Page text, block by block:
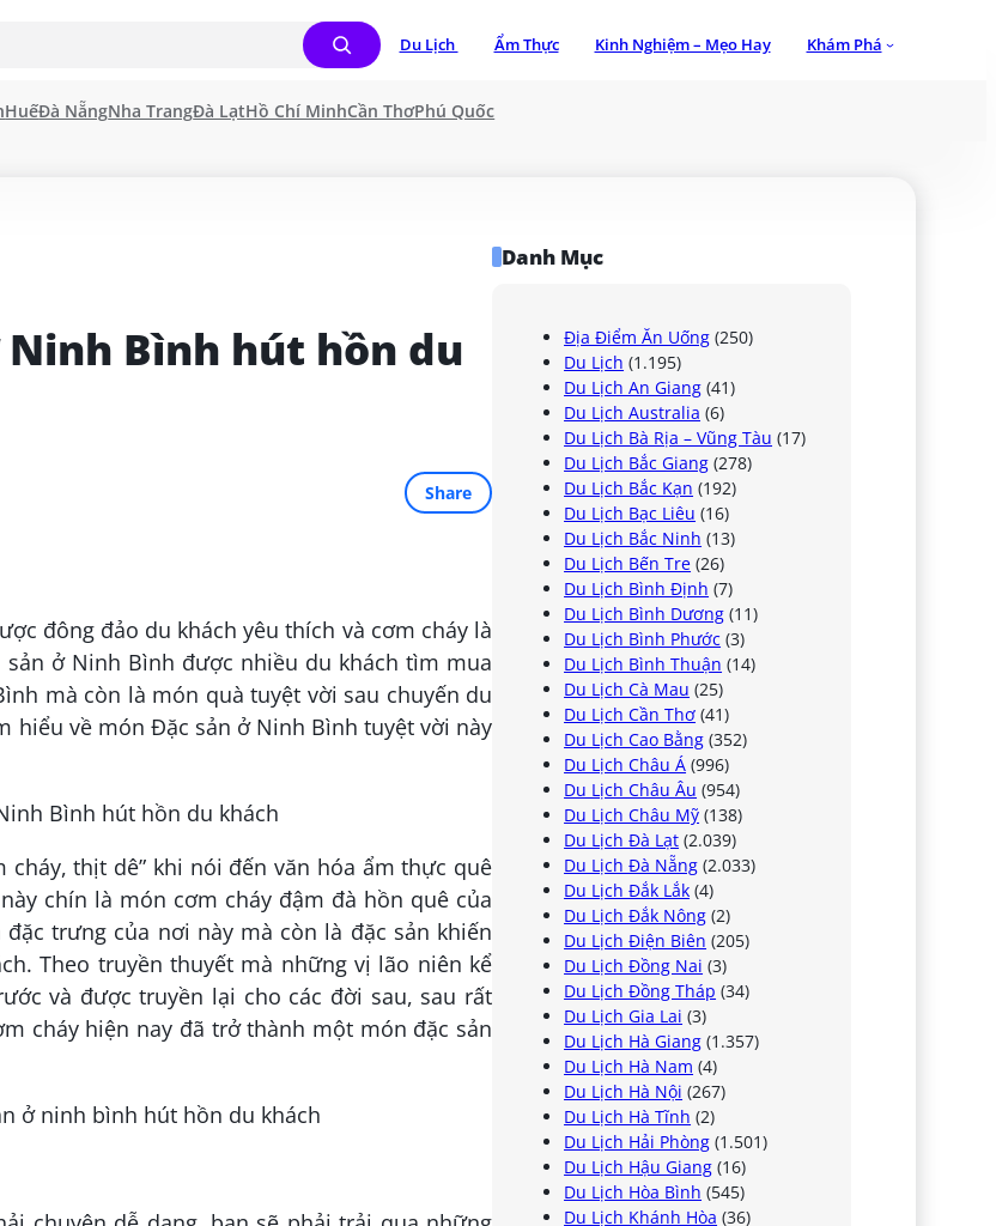
Du Lịch Ẩm Thực Kinh Nghiệm – Mẹo Hay Khám Phá
HuếĐà NẵngNha TrangĐà LạtHồ Chí MinhCần ThơPhú Quốc
Ninh Bình hút hồn du
Share
đông đảo du khách yêu thích và cơm cháy là
ở Ninh Bình được nhiều du khách tìm mua
mà còn là món quà tuyệt vời sau chuyến du
hiểu về món Đặc sản ở Ninh Bình tuyệt vời này
thịt dê” khi nói đến văn hóa ẩm thực quê
chín là món cơm cháy đậm đà hồn quê của
trưng của nơi này mà còn là đặc sản khiến
Theo truyền thuyết mà những vị lão niên kể
và được truyền lại cho các đời sau, sau rất
cháy hiện nay đã trở thành một món đặc sản
Danh Mục
Địa Điểm Ăn Uống (250)
Du Lịch (1.195)
Du Lịch An Giang (41)
Du Lịch Australia (6)
Du Lịch Bà Rịa – Vũng Tàu (17)
Du Lịch Bắc Giang (278)
Du Lịch Bắc Kạn (192)
Du Lịch Bạc Liêu (16)
Du Lịch Bắc Ninh (13)
Du Lịch Bến Tre (26)
Du Lịch Bình Định (7)
Du Lịch Bình Dương (11)
Du Lịch Bình Phước (3)
Du Lịch Bình Thuận (14)
Du Lịch Cà Mau (25)
Du Lịch Cần Thơ (41)
Du Lịch Cao Bằng (352)
Du Lịch Châu Á (996)
Du Lịch Châu Âu (954)
Du Lịch Châu Mỹ (138)
Du Lịch Đà Lạt (2.039)
Du Lịch Đà Nẵng (2.033)
Du Lịch Đắk Lắk (4)
Du Lịch Đắk Nông (2)
Du Lịch Điện Biên (205)
Du Lịch Đồng Nai (3)
Du Lịch Đồng Tháp (34)
Du Lịch Gia Lai (3)
Du Lịch Hà Giang (1.357)
Du Lịch Hà Nam (4)
Du Lịch Hà Nội (267)
Du Lịch Hà Tĩnh (2)
Du Lịch Hải Phòng (1.501)
Du Lịch Hậu Giang (16)
Du Lịch Hòa Bình (545)
Du Lịch Khánh Hòa (36)